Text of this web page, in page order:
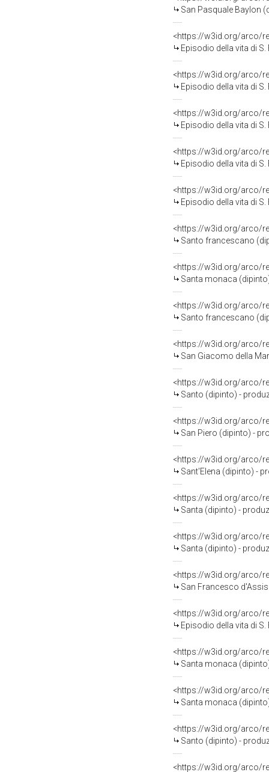
San Pasquale Baylon
<https://w3id.org/arco/
Episodio della vita di
<https://w3id.org/arco/
Episodio della vita di
<https://w3id.org/arco/
Episodio della vita di
<https://w3id.org/arco/
Episodio della vita di
<https://w3id.org/arco/
Episodio della vita di
<https://w3id.org/arco/
Santo francescano
<https://w3id.org/arco/
Santa monaca
<https://w3id.org/arco/
Santo francescano
<https://w3id.org/arco/
San Giacomo della
<https://w3id.org/arco/
Santo (dipinto) -
<https://w3id.org/arco/
San Piero (dipinto) -
<https://w3id.org/arco/
Sant'Elena (dipinto) -
<https://w3id.org/arco/
Santa (dipinto) -
<https://w3id.org/arco/
Santa (dipinto) -
<https://w3id.org/arco/
San Francesco
<https://w3id.org/arco/
Episodio della vita di
<https://w3id.org/arco/
Santa monaca
<https://w3id.org/arco/
Santa monaca
<https://w3id.org/arco/
Santo (dipinto) -
<https://w3id.org/arco/